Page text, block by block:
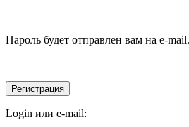
Пароль будет отправлен вам на e-mail.
Login или e-mail: